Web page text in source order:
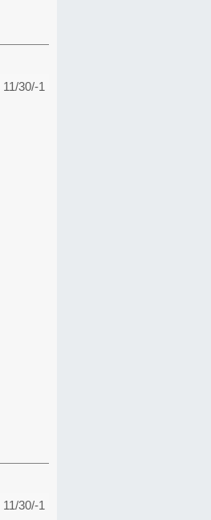
11/30/-1
11/30/-1